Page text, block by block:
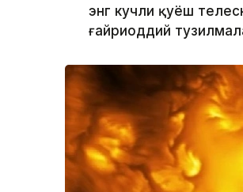
энг кучли қуёш
ғайриоддий